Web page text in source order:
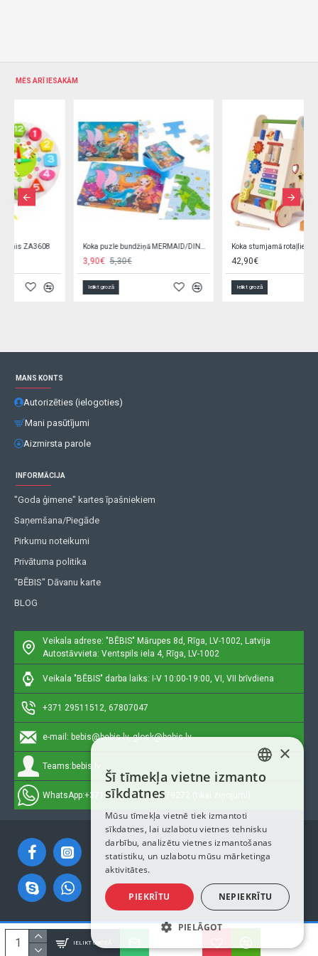
IELIKT GROZĀ
MĒS ARĪ IESAKĀM
Koka puzle bundžiņā MERMAID/DINO KX5364/1
Ielikt grozā
Koka stumjamā rotaļlieta-rati (6495)
Ielikt grozā
MANS KONTS
Autorizēties (ielogoties)
Mani pasūtījumi
Aizmirsta parole
INFORMĀCIJA
"Goda ģimene" kartes īpašniekiem
Saņemšana/Piegāde
Pirkumu noteikumi
Privātuma politika
"BĒBIS" Dāvanu karte
BLOG
Veikala adrese: "BĒBIS" Mārupes 8d, Rīga, LV-1002, Latvija
Autostāvvieta: Ventspils iela 4, Rīga, LV-1002
Veikala "BĒBIS" darba laiks: I-V 10:00-19:00, VI, VII brīvdiena
+371 29511512, 67807047
e-mail: bebis@bebis.lv, glosk@bebis.lv
Teams: bebis.lv
WhatsApp:+371 29511512, 20579272 (tikai ziņojumi)
Autortiesības © 2023, Bebis.lv, Visas tiesības aizsargātas
LATVIAN
ENGLISH
×
Šī tīmekļa vietne izmanto
sīkdatnes
Mūsu tīmekļa vietnē tiek izmantoti
sīkdatnes, lai uzlabotu vietnes tehnisku
darbību, analizētu vietnes izmantošanas
statistiku, un uzlabotu mūsu mārketinga
aktivitātes.
PIEKRĪTU NEPIEKRĪTU
PIELĀGOT